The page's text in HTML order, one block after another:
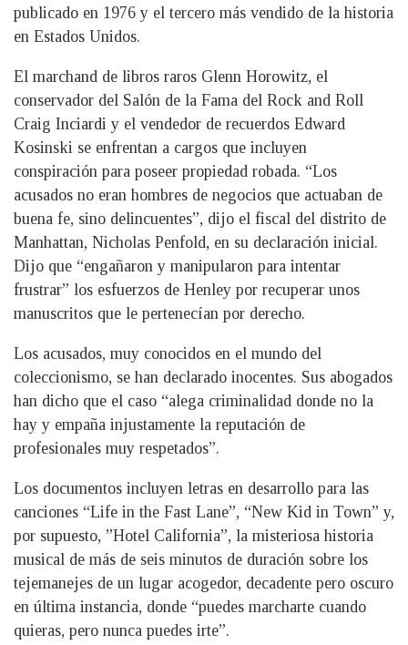
publicado en 1976 y el tercero más vendido de la historia
en Estados Unidos.
El marchand de libros raros Glenn Horowitz, el
conservador del Salón de la Fama del Rock and Roll
Craig Inciardi y el vendedor de recuerdos Edward
Kosinski se enfrentan a cargos que incluyen
conspiración para poseer propiedad robada. “Los
acusados no eran hombres de negocios que actuaban de
buena fe, sino delincuentes”, dijo el fiscal del distrito de
Manhattan, Nicholas Penfold, en su declaración inicial.
Dijo que “engañaron y manipularon para intentar
frustrar” los esfuerzos de Henley por recuperar unos
manuscritos que le pertenecían por derecho.
Los acusados, muy conocidos en el mundo del
coleccionismo, se han declarado inocentes. Sus abogados
han dicho que el caso “alega criminalidad donde no la
hay y empaña injustamente la reputación de
profesionales muy respetados”.
Los documentos incluyen letras en desarrollo para las
canciones “Life in the Fast Lane”, “New Kid in Town” y,
por supuesto, ”Hotel California”, la misteriosa historia
musical de más de seis minutos de duración sobre los
tejemanejes de un lugar acogedor, decadente pero oscuro
en última instancia, donde “puedes marcharte cuando
quieras, pero nunca puedes irte”.